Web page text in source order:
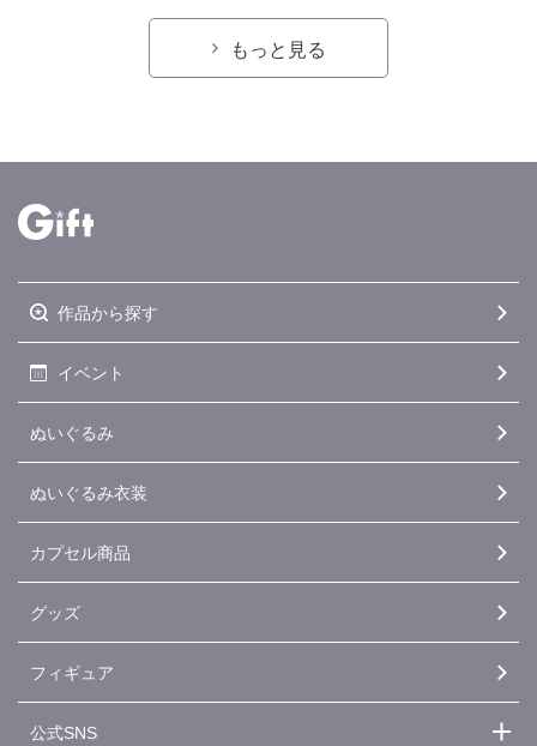
もっと見る
作品から探す
イベント
ぬいぐるみ
ぬいぐるみ衣装
カプセル商品
グッズ
フィギュア
公式SNS